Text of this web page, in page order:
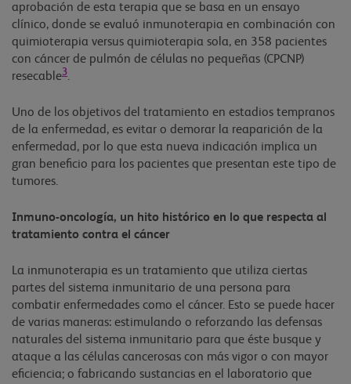
aprobación de esta terapia que se basa en un ensayo
clínico, donde se evaluó inmunoterapia en combinación con
quimioterapia versus quimioterapia sola, en 358 pacientes
con cáncer de pulmón de células no pequeñas (CPCNP)
resecable3.
Uno de los objetivos del tratamiento en estadios tempranos
de la enfermedad, es evitar o demorar la reaparición de la
enfermedad, por lo que esta nueva indicación implica un
gran beneficio para los pacientes que presentan este tipo de
tumores.
Inmuno-oncología, un hito histórico en lo que respecta al
tratamiento contra el cáncer
La inmunoterapia es un tratamiento que utiliza ciertas
partes del sistema inmunitario de una persona para
combatir enfermedades como el cáncer. Esto se puede hacer
de varias maneras: estimulando o reforzando las defensas
naturales del sistema inmunitario para que éste busque y
ataque a las células cancerosas con más vigor o con mayor
eficiencia; o fabricando sustancias en el laboratorio que